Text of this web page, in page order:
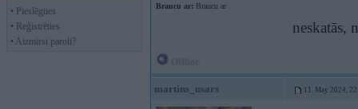
• Pieslēgties
• Reģistrēties
• Aizmirsi paroli?
Braucu ar: Braucu ar
neskatās,
martins_usars 11. May 2024,